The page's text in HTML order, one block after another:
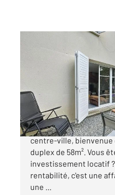
ST GAUDENS 31
, 3 pièces
Ref : 16848
Maison à vendre
45 000
« DUPLEX T3 » À
centre-ville, bienvenue
duplex de 58m². Vous
investissement locatif
rentabilité, c'est une
une ...